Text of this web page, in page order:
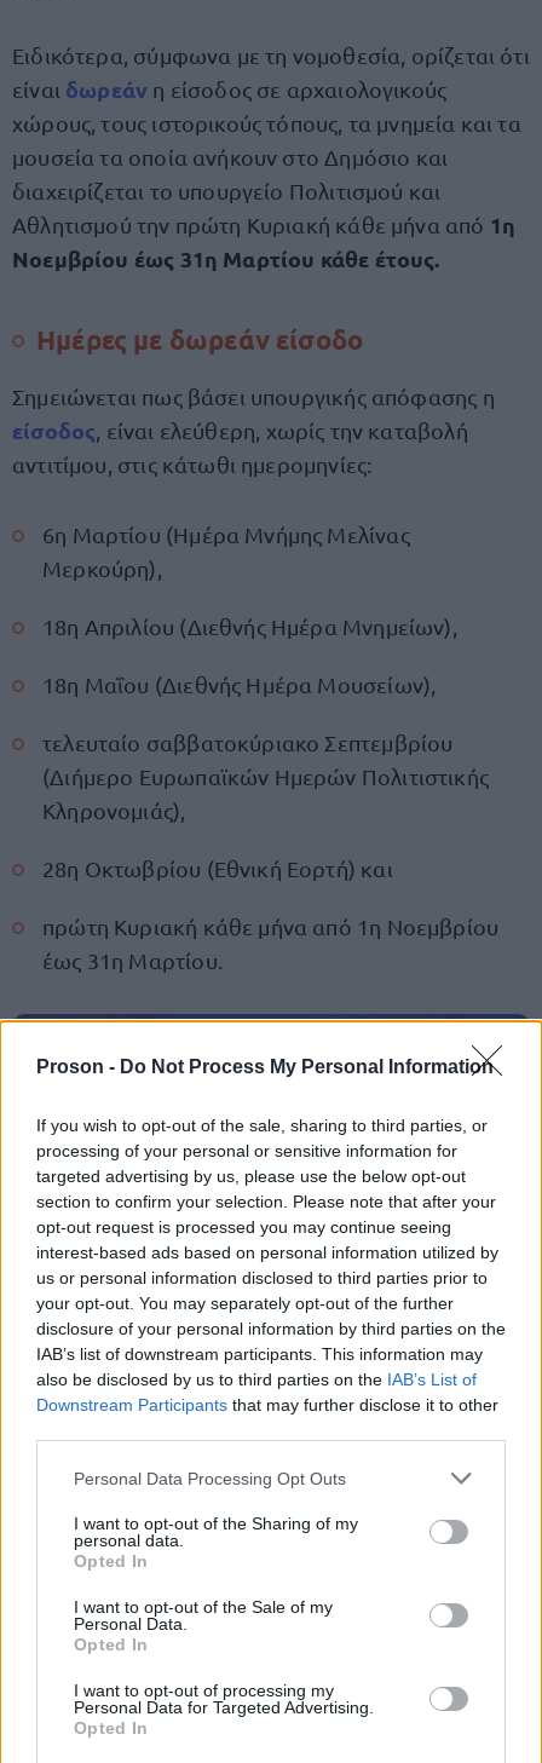
Proson - Do Not Process My Personal Information
If you wish to opt-out of the sale, sharing to third parties, or
processing of your personal or sensitive information for
targeted advertising by us, please use the below opt-out
section to confirm your selection. Please note that after your
opt-out request is processed you may continue seeing
interest-based ads based on personal information utilized by
us or personal information disclosed to third parties prior to
your opt-out. You may separately opt-out of the further
disclosure of your personal information by third parties on the
IAB’s list of downstream participants. This information may
also be disclosed by us to third parties on the IAB’s List of
Downstream Participants that may further disclose it to other
Please note that this website/app uses one or more Google
not limited to your visit or usage behaviour. You may click to
grant or deny consent to Google and its third-party tags to
use your data for below specified purposes in below Google
consent section.
Personal Data Processing Opt Outs
I want to opt-out of the Sharing of my
personal data.
Opted In
I want to opt-out of the Sale of my
Personal Data.
Opted In
I want to opt-out of processing my
Personal Data for Targeted Advertising.
Opted In
Ειδικότερα, σύμφωνα με τη νομοθεσία, ορίζεται ότι
είναι δωρεάν η είσοδος σε αρχαιολογικούς
χώρους, τους ιστορικούς τόπους, τα μνημεία και τα
μουσεία τα οποία ανήκουν στο Δημόσιο και
διαχειρίζεται το υπουργείο Πολιτισμού και
Αθλητισμού την πρώτη Κυριακή κάθε μήνα από 1η
Νοεμβρίου έως 31η Μαρτίου κάθε έτους.
Ημέρες με δωρεάν είσοδο
Σημειώνεται πως βάσει υπουργικής απόφασης η
είσοδος , είναι ελεύθερη, χωρίς την καταβολή
αντιτίμου, στις κάτωθι ημερομηνίες:
6η Μαρτίου (Ημέρα Μνήμης Μελίνας
Μερκούρη),
18η Απριλίου (Διεθνής Ημέρα Μνημείων),
18η Μαΐου (Διεθνής Ημέρα Μουσείων),
τελευταίο σαββατοκύριακο Σεπτεμβρίου
(Διήμερο Ευρωπαϊκών Ημερών Πολιτιστικής
Κληρονομιάς),
28η Οκτωβρίου (Εθνική Εορτή) και
πρώτη Κυριακή κάθε μήνα από 1η Νοεμβρίου
έως 31η Μαρτίου.
ΑΣΕΠ: Πιστοποίηση Αγγλικών σε
ΑΣΕΠ: Εξ αποστάσεως η πιο Εύκολη
Πιστοποίηση Υπολογιστών σε 2
μέρες
Μάθε πρώτος όλες τις σημαντικές
ειδήσεις.
Βάλε το proson.gr στα αποτελέσματα
Δημοφιλείς Ειδήσεις